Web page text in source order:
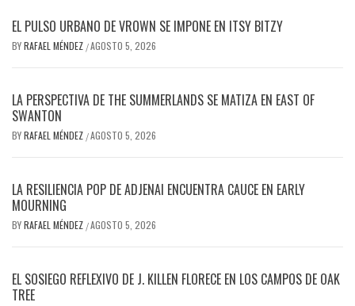
EL PULSO URBANO DE VROWN SE IMPONE EN ITSY BITZY
BYRAFAEL MÉNDEZ /AGOSTO 5, 2026
LA PERSPECTIVA DE THE SUMMERLANDS SE MATIZA EN EAST OF
SWANTON
BYRAFAEL MÉNDEZ /AGOSTO 5, 2026
LA RESILIENCIA POP DE ADJENAI ENCUENTRA CAUCE EN EARLY
MOURNING
BYRAFAEL MÉNDEZ /AGOSTO 5, 2026
EL SOSIEGO REFLEXIVO DE J. KILLEN FLORECE EN LOS CAMPOS DE OAK
TREE